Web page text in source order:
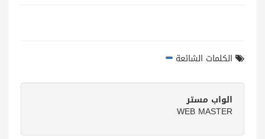
الكلمات الشائعة
الواب مستر
WEB MASTER